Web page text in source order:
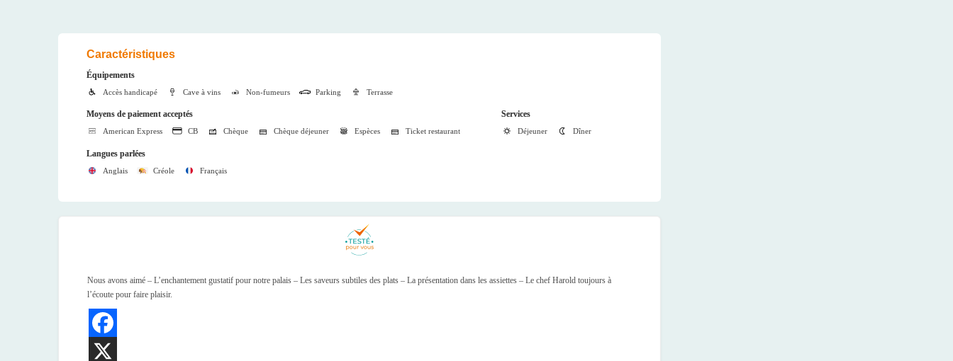
Caractéristiques
Équipements
Accès handicapé Cave à vins Non-fumeurs Parking Terrasse
Moyens de paiement acceptés
American Express CB Chèque Chèque déjeuner Espèces Ticket restaurant
Services
Déjeuner Dîner
Langues parlées
Anglais Créole Français
Nous avons aimé – L’enchantement gustatif pour notre palais – Les saveurs subtiles des plats – La présentation dans les assiettes – Le chef Harold toujours à
l’écoute pour faire plaisir.